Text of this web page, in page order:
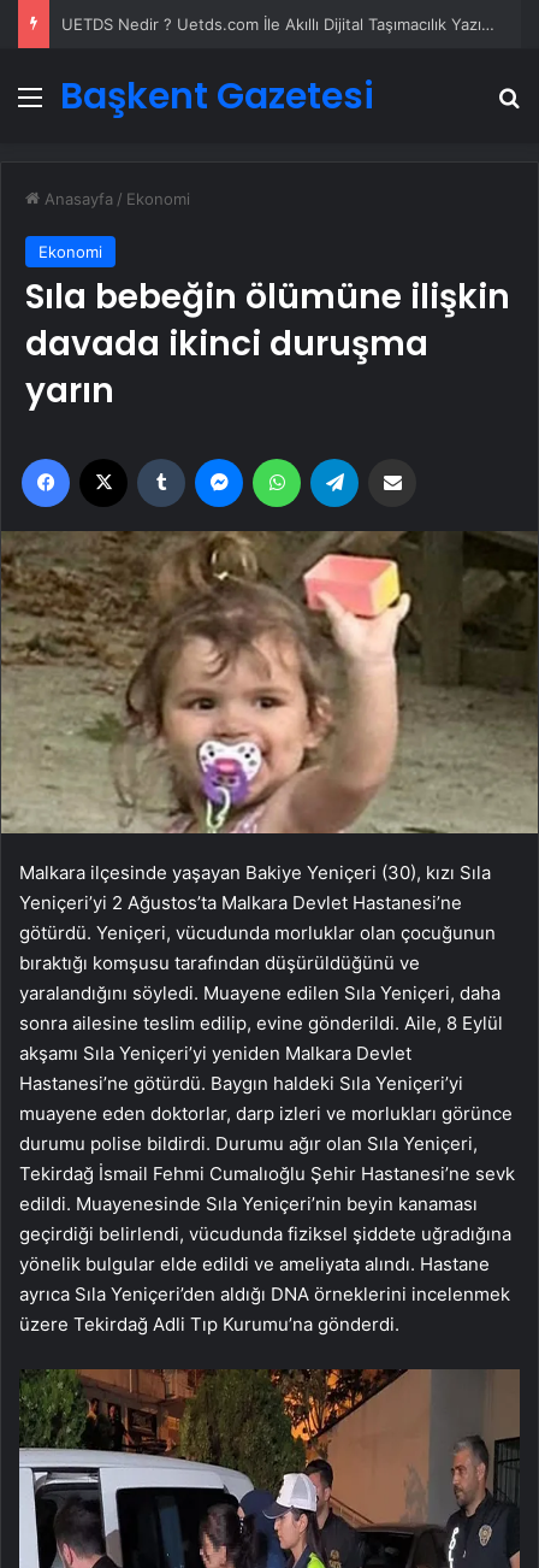
UETDS Nedir ? Uetds.com İle Akıllı Dijital Taşımacılık Yazılımı
Menü
Başkent Gazetesi
Anasayfa / Ekonomi
Ekonomi
Sıla bebeğin ölümüne ilişkin
davada ikinci duruşma
yarın
Facebook Tumblr MessengerWhatsApp
Malkara ilçesinde yaşayan Bakiye Yeniçeri (30), kızı Sıla
Yeniçeri’yi 2 Ağustos’ta Malkara Devlet Hastanesi’ne
götürdü. Yeniçeri, vücudunda morluklar olan çocuğunun
bıraktığı komşusu tarafından düşürüldüğünü ve
yaralandığını söyledi. Muayene edilen Sıla Yeniçeri, daha
sonra ailesine teslim edilip, evine gönderildi. Aile, 8 Eylül
akşamı Sıla Yeniçeri’yi yeniden Malkara Devlet
Hastanesi’ne götürdü. Baygın haldeki Sıla Yeniçeri’yi
muayene eden doktorlar, darp izleri ve morlukları görünce
durumu polise bildirdi. Durumu ağır olan Sıla Yeniçeri,
Tekirdağ İsmail Fehmi Cumalıoğlu Şehir Hastanesi’ne sevk
edildi. Muayenesinde Sıla Yeniçeri’nin beyin kanaması
geçirdiği belirlendi, vücudunda fiziksel şiddete uğradığına
yönelik bulgular elde edildi ve ameliyata alındı. Hastane
ayrıca Sıla Yeniçeri’den aldığı DNA örneklerini incelenmek
üzere Tekirdağ Adli Tıp Kurumu’na gönderdi.